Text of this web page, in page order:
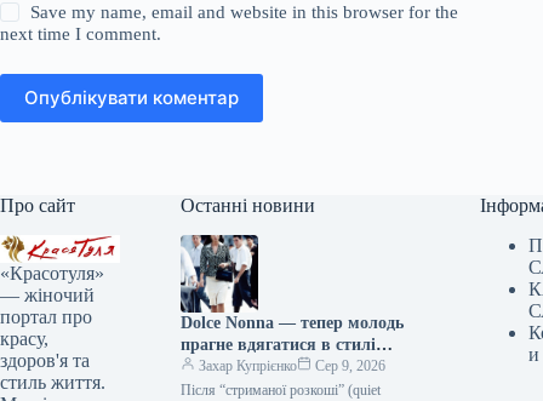
Save my name, email and website in this browser for the
next time I comment.
Опублікувати коментар
Про сайт
«Красотуля»
— жіночий
портал про
красу,
здоров'я та
стиль життя.
Останні новини
Dolce Nonna — тепер молодь
прагне вдягатися в стилі
італійських бабусь
Захар Купрієнко
Сер 9, 2026
Після “стриманої розкоші” (quiet
и